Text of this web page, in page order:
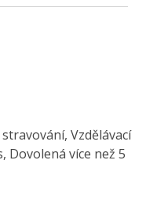
Vzdělávací
více než 5